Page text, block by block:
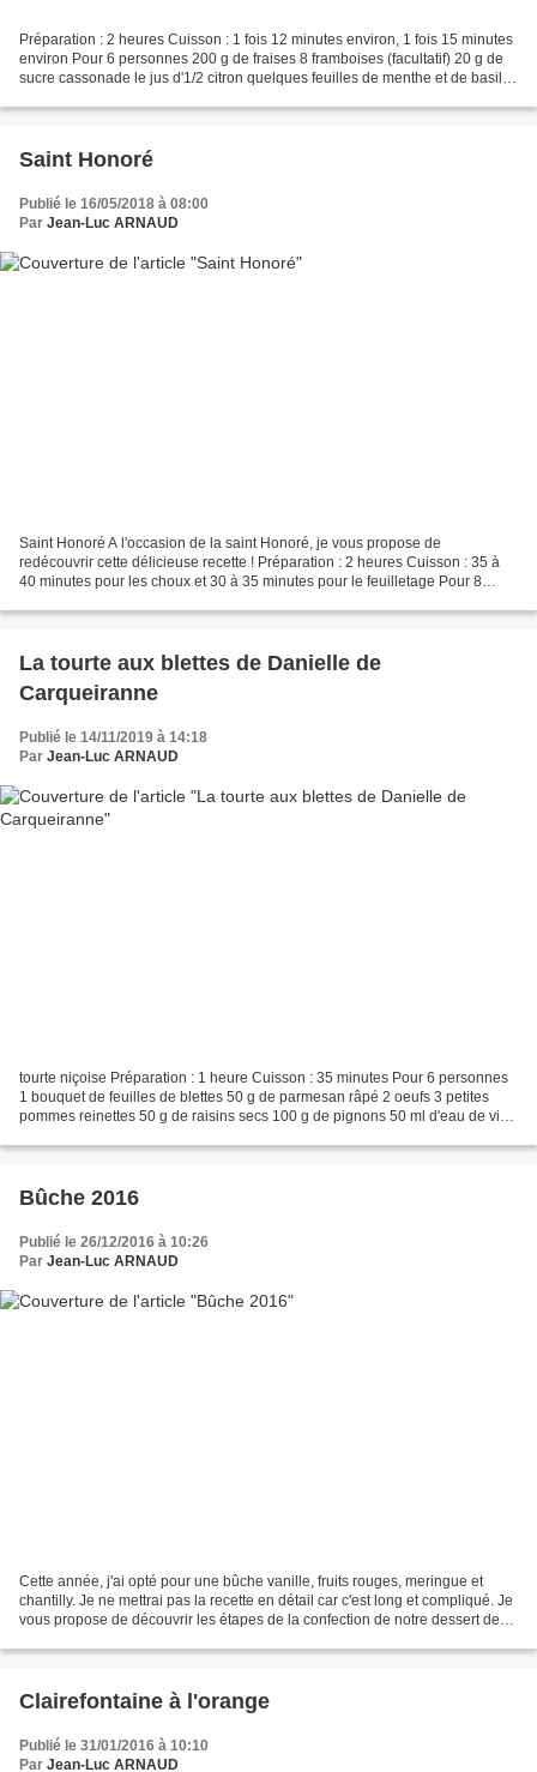
Préparation : 2 heures Cuisson : 1 fois 12 minutes environ, 1 fois 15 minutes
environ Pour 6 personnes 200 g de fraises 8 framboises (facultatif) 20 g de
sucre cassonade le jus d'1/2 citron quelques feuilles de menthe et de basilic
Saint Honoré
Publié le 16/05/2018 à 08:00
Par Jean-Luc ARNAUD
Saint Honoré A l'occasion de la saint Honoré, je vous propose de
redécouvrir cette délicieuse recette ! Préparation : 2 heures Cuisson : 35 à
40 minutes pour les choux et 30 à 35 minutes pour le feuilletage Pour 8
La tourte aux blettes de Danielle de
Carqueiranne
Publié le 14/11/2019 à 14:18
Par Jean-Luc ARNAUD
tourte niçoise Préparation : 1 heure Cuisson : 35 minutes Pour 6 personnes
1 bouquet de feuilles de blettes 50 g de parmesan râpé 2 oeufs 3 petites
pommes reinettes 50 g de raisins secs 100 g de pignons 50 ml d'eau de vie
Bûche 2016
Publié le 26/12/2016 à 10:26
Par Jean-Luc ARNAUD
Cette année, j'ai opté pour une bûche vanille, fruits rouges, meringue et
chantilly. Je ne mettrai pas la recette en détail car c'est long et compliqué. Je
vous propose de découvrir les étapes de la confection de notre dessert de
Clairefontaine à l'orange
Publié le 31/01/2016 à 10:10
Par Jean-Luc ARNAUD